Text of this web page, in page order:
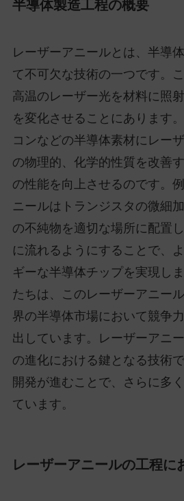
半導体製造工程の概要
レーザーアニールとは、半導
て不可欠な技術の一つです。
高温のレーザー光を材料に照
を変化させることにあります
コンなどの半導体素材にレー
の物理的、化学的性質を改善
の性能を向上させるのです。
ニールはトランジスタの微細
の不純物を適切な場所に配置
に流れるようにすることで、
ギーな半導体チップを実現し
たちは、このレーザーアニー
界の半導体市場において競争
出しています。レーザーアニ
の進化における鍵となる技術
開発が進むことで、さらに多
ています。
レーザーアニールの工程に